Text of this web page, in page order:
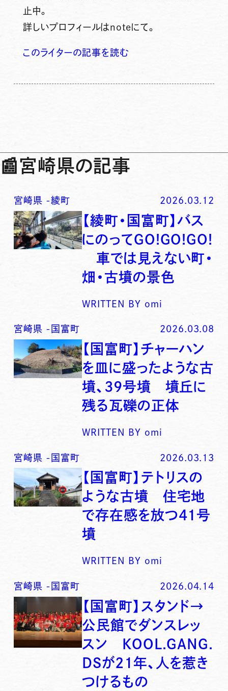
止中。
詳しいプロフィールはnoteにて。
このライターの記事を読む
📰宮崎県の記事
宮崎県 -綾町 2026.03.12
【綾町・国富町】バス
にのってGO!GO!GO!
車では見えない町・
畑・古墳の景色
WRITTEN BY omi
宮崎県 - 国富町 2026.03.08
【国富町】チャーハン
を皿に盛ったような古
墳、39号墳 墳丘に
残る瓦礫の正体
WRITTEN BY omi
宮崎県 - 国富町 2026.03.13
【国富町】テトリスの
ような古墳 住宅地
で存在感を放つ41号
墳
WRITTEN BY omi
宮崎県 - 国富町 2026.04.14
【国富町】スタンド→
公民館でダンスレッ
スン KOOL.GANG.
DSが21年、人を惹き
つけるもの